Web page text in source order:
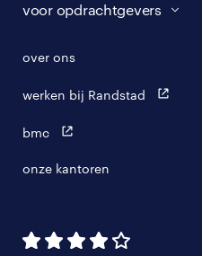
voor opdrachtgevers
algemene voorwaarden
over ons
werken bij Randstad
bmc
onze kantoren